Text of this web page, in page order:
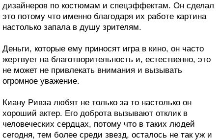
дизайнеров по костюмам и спецэффектам. Он сделал
это потому что именно благодаря их работе картина
настолько запала в душу зрителям.
Деньги, которые ему приносят игра в кино, он часто
жертвует на благотворительность и, естественно, это
не может не привлекать внимания и вызывать
огромное уважение.
Киану Ривза любят не только за то настолько он
хороший актер. Его доброта вызывают отклик в
человеческих сердцах, потому что в таких людей
сегодня, тем более среди звезд, осталось не так уж и